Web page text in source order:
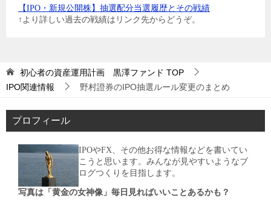
【IPO・新規公開株】抽選配分当選履歴とその戦績
↑より詳しい過去の戦績はリンク先からどうぞ。
初心者の資産運用計画 黒澤ファンド TOP
IPO関連情報
野村證券のIPO抽選ルール変更のまとめ
プロフィール
IPOやFX、その他お得な情報などを書いてい
こうと思います。みんなが見やすいようなブ
ログつくりを目指します。
写真は「黄金の女神像」毎日見ればいいことあるかも？